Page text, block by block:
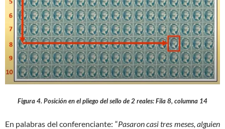
Figura 4. Posición en el pliego del sello de 2 reales: Fila 8, columna 14
En palabras del conferenciante: “Pasaron casi tres meses, alguien